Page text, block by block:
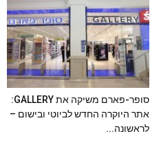
סופר-פארם משיקה את GALLERY:
אתר היוקרה החדש לביוטי ובישום –
לראשונה...